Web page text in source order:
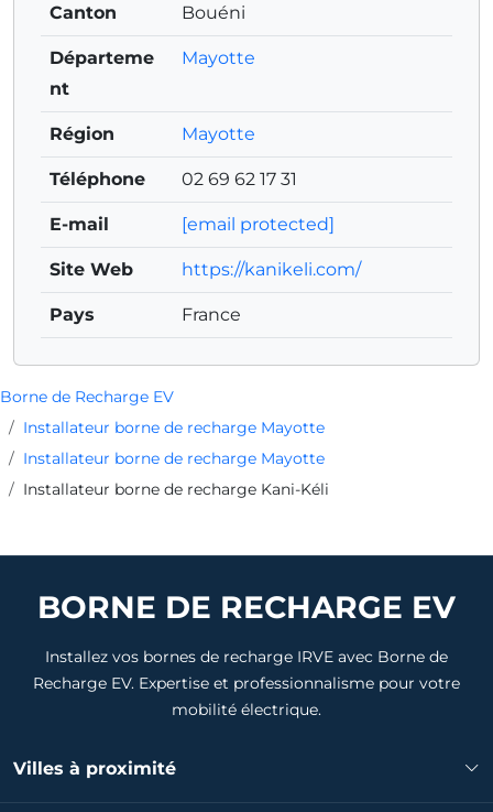
Borne de Recharge EV
Installateur borne de recharge Mayotte
Installateur borne de recharge Mayotte
Installateur borne de recharge Kani-Kéli
Canton Bouéni
Départeme
nt
Mayotte
Région Mayotte
Téléphone 02 69 62 17 31
E-mail [email protected]
Site Web https://kanikeli.com/
Pays France
BORNE DE RECHARGE EV
Installez vos bornes de recharge IRVE avec Borne de
Recharge EV. Expertise et professionnalisme pour votre
mobilité électrique.
Villes à proximité